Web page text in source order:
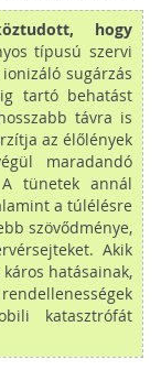
hogy
típusú szervi
sugárzás
tartó behatást
távra is
az élőlények
maradandó
tünetek annál
a túlélésre
szövődménye,
Akik
hatásainak,
katasztrófát